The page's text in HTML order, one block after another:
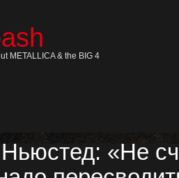
METALLICA & the BIG 4
«Не